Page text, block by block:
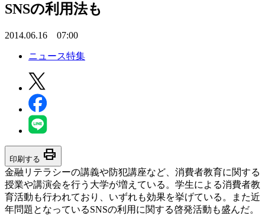
SNSの利用法も
2014.06.16 07:00
ニュース特集
印刷する print
金融リテラシーの講義や防犯講座など、消費者教育に関する
授業や講演会を行う大学が増えている。学生による消費者教
育活動も行われており、いずれも効果を挙げている。また近
年問題となっているSNSの利用に関する啓発活動も盛んだ。